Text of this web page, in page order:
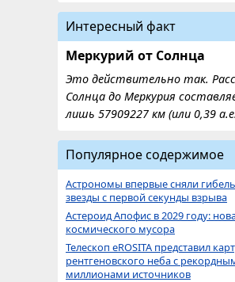
Интересный факт
Меркурий от Солнца
Это действительно так.
Солнца до Меркурия
лишь 57909227 км (или 0,39
Популярное содержимое
Астрономы впервые сняли
звезды с первой секунды взрыва
Астероид Апофис в 2029 году:
космического мусора
Телескоп eROSITA представил
рентгеновского неба с
миллионами источников